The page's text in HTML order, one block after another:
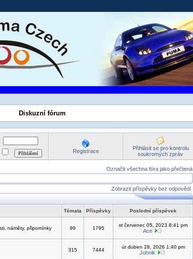
Diskuzní fórum
Registrace
Přihlásit se pro kontrolu
soukromých zpráv
Označit všechna fóra jako přečtená
Zobrazit příspěvky bez odpovědí
Témata Příspěvky Poslední příspěvek
náměty, připomínky
99 1795
st červenec 05, 2023 8:41 pm
Ace
315 7444
út duben 28, 2026 1:40 pm
Johnik